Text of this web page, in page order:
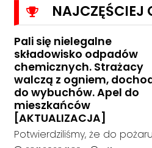
NAJCZĘŚCIEJ
Pali się nielegalne
składowisko odpadów
chemicznych. Strażacy
walczą z ogniem,
do wybuchów. Apel do
mieszkańców
[AKTUALIZACJA]
Potwierdziliśmy, że do pożaru